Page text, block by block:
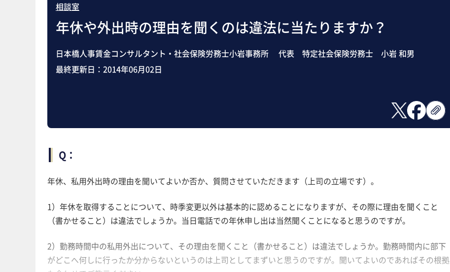
相談室
年休や外出時の理由を聞くのは違法に当たりますか？
日本橋人事賃金コンサルタント・社会保険労務士小岩事務所 代表 特定社会保険労務士 小岩 和男
最終更新日： 2014年06月02日
Q：
年休、私用外出時の理由を聞いてよいか否か、質問させていただきます（上司の立場です）。
1）年休を取得することについて、時季変更以外は基本的に認めることになりますが、その際に理由を聞くこと
（書かせること）は違法でしょうか。当日電話での年休申し出は当然聞くことになると思うのですが。
2）勤務時間中の私用外出について、その理由を聞くこと（書かせること）は違法でしょうか。勤務時間内に部下
がどこへ何しに行ったか分からないというのは上司としてまずいと思うのですが。聞いてよいのであればその根拠